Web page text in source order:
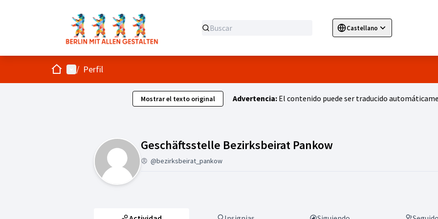
Castellano
Sprache wählenChoose language
InicioMenú principal
/ Perfil
Mostrar el texto original Advertencia:El contenido puede ser traducido
Geschäftsstelle Bezirksbeirat PankowActividad
@bezirksbeirat_pankow